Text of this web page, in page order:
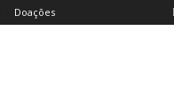
Doações